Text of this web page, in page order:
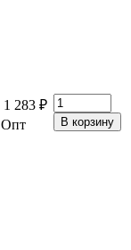
1 283 ₽
Опт